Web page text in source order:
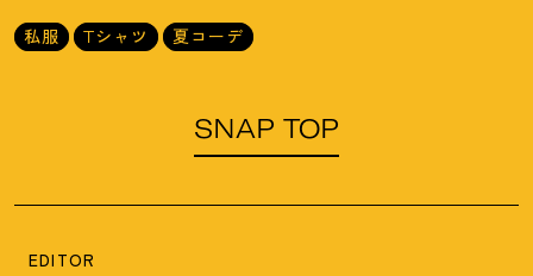
私服 Tシャツ 夏コーデ
SNAP TOP
EDITOR